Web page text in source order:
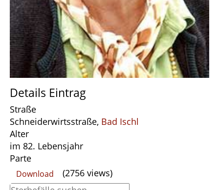
Details Eintrag
Straße
Schneiderwirtsstraße, Bad Ischl
Alter
im 82. Lebensjahr
Parte
Download (2756 views)